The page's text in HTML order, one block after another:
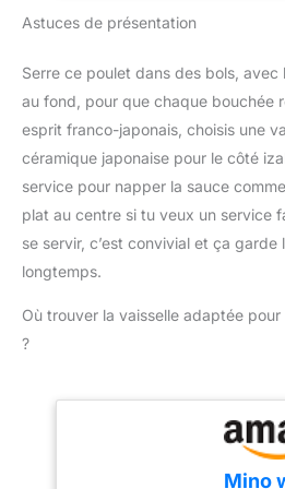
épices
fonte
longue
pour
soja et
pour
de
plus
nom de
dessus
qualité
reste
Signal
Astuces de présentation
Serre ce poulet dans des bols,
au fond, pour que chaque bouchée
esprit franco-japonais, choisis une
céramique japonaise pour le côté
service pour napper la sauce
plat au centre si tu veux un service
se servir, c’est convivial et ça
longtemps.
Où trouver la vaisselle adaptée
?
Mino